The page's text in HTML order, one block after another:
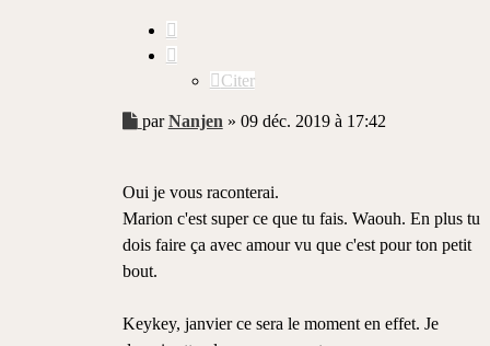
Citer
Message
parNanjen » 09 déc. 2019 à 17:42
Oui je vous raconterai.
Marion c'est super ce que tu fais. Waouh. En plus tu
dois faire ça avec amour vu que c'est pour ton petit
bout.
Keykey, janvier ce sera le moment en effet. Je